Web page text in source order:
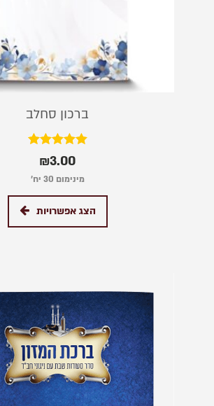
ברכון סחלב
דורג
5.00
מתוך 5
₪3.00
מינימום 30 יח׳
הצג אפשרויות